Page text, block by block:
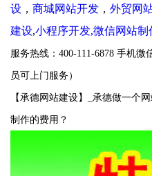
设 ， 商城网站开发 ， 外贸网
建设,小程序开发,微信网站制
服务热线：400-111-6878 手机微
员可上门服务 ）
【承德网站建设】 _承德做一个
制作的费用？